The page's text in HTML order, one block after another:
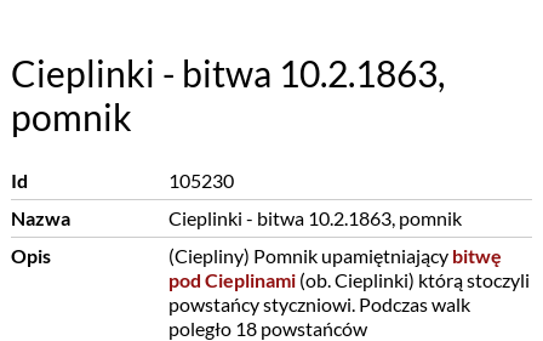
Cieplinki - bitwa 10.2.1863,
pomnik
Id
105230
Nazwa
Cieplinki - bitwa 10.2.1863, pomnik
Opis
(Ciepliny) Pomnik upamiętniający bitwę
pod Cieplinami(ob. Cieplinki) którą stoczyli
powstańcy styczniowi. Podczas walk
poległo 18 powstańców